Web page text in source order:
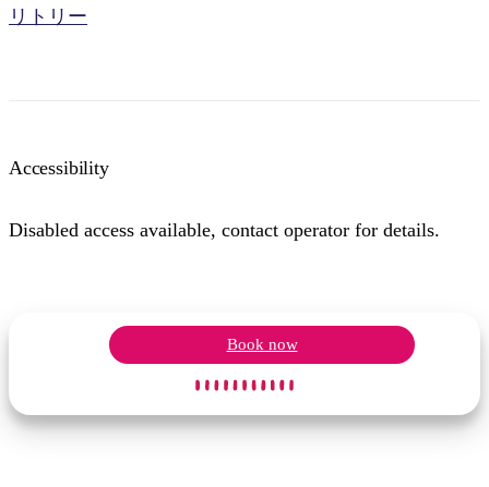
リトリー
Accessibility
Disabled access available, contact operator for details.
Book now